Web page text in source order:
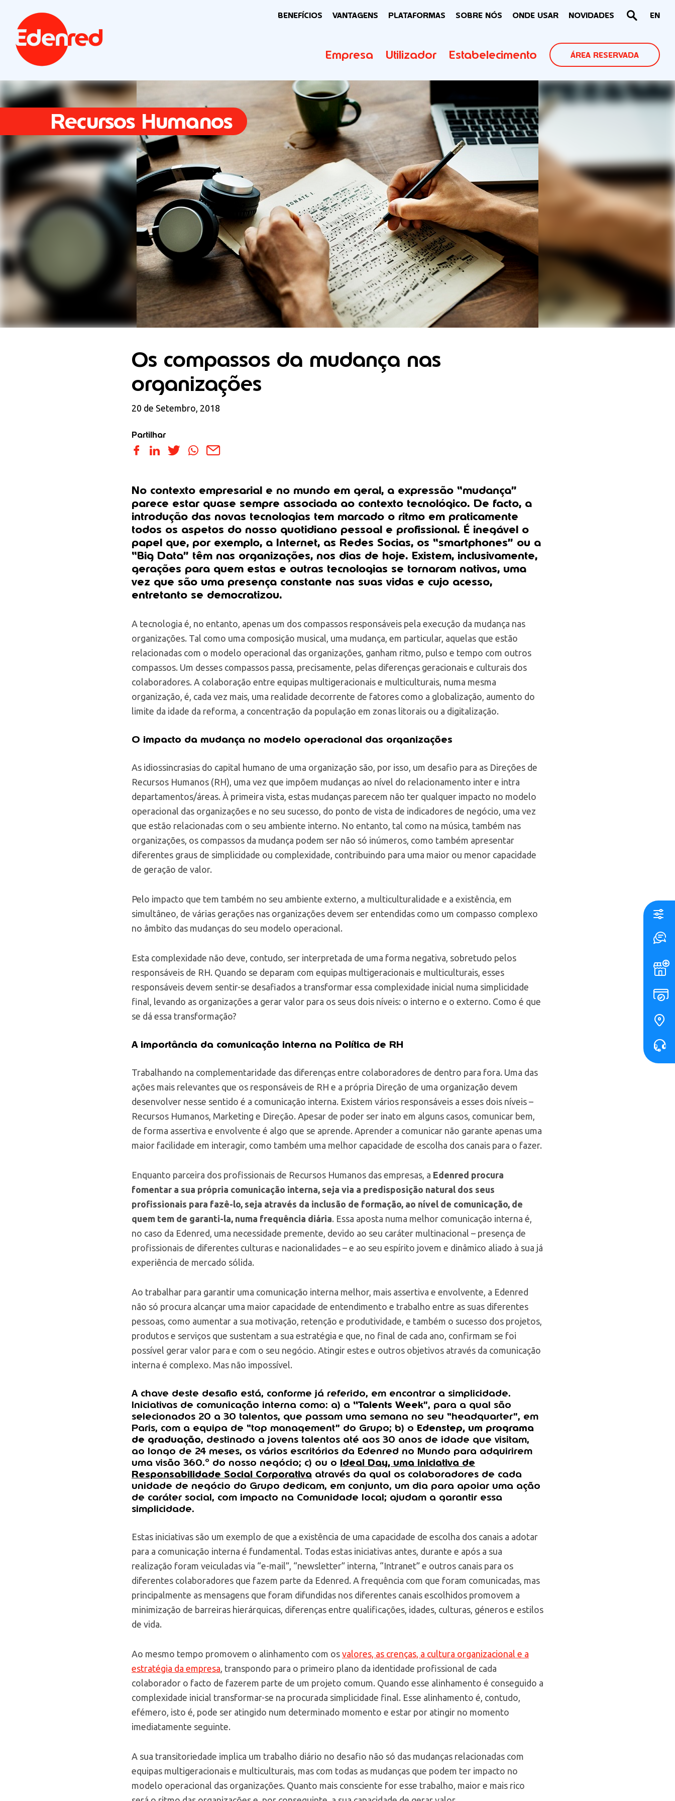
BENEFÍCIOS VANTAGENS PLATAFORMAS SOBRE NÓS ONDE USAR NOVIDADES EN
Empresa Utilizador Estabelecimento ÁREA RESERVADA
Recursos Humanos
Os compassos da mudança nas
organizações
20 de Setembro, 2018
Partilhar
No contexto empresarial e no mundo em geral, a expressão “mudança”
parece estar quase sempre associada ao contexto tecnológico. De facto, a
introdução das novas tecnologias tem marcado o ritmo em praticamente
todos os aspetos do nosso quotidiano pessoal e profissional. É inegável o
papel que, por exemplo, a Internet, as Redes Socias, os “smartphones” ou a
“Big Data” têm nas organizações, nos dias de hoje. Existem, inclusivamente,
gerações para quem estas e outras tecnologias se tornaram nativas, uma
vez que são uma presença constante nas suas vidas e cujo acesso,
entretanto se democratizou.
A tecnologia é, no entanto, apenas um dos compassos responsáveis pela execução da mudança nas
organizações. Tal como uma composição musical, uma mudança, em particular, aquelas que estão
relacionadas com o modelo operacional das organizações, ganham ritmo, pulso e tempo com outros
compassos. Um desses compassos passa, precisamente, pelas diferenças geracionais e culturais dos
colaboradores. A colaboração entre equipas multigeracionais e multiculturais, numa mesma
organização, é, cada vez mais, uma realidade decorrente de fatores como a globalização, aumento do
limite da idade da reforma, a concentração da população em zonas litorais ou a digitalização.
O impacto da mudança no modelo operacional das organizações
As idiossincrasias do capital humano de uma organização são, por isso, um desafio para as Direções de
Recursos Humanos (RH), uma vez que impõem mudanças ao nível do relacionamento inter e intra
departamentos/áreas. À primeira vista, estas mudanças parecem não ter qualquer impacto no modelo
operacional das organizações e no seu sucesso, do ponto de vista de indicadores de negócio, uma vez
que estão relacionadas com o seu ambiente interno. No entanto, tal como na música, também nas
organizações, os compassos da mudança podem ser não só inúmeros, como também apresentar
diferentes graus de simplicidade ou complexidade, contribuindo para uma maior ou menor capacidade
de geração de valor.
Pelo impacto que tem também no seu ambiente externo, a multiculturalidade e a existência, em
simultâneo, de várias gerações nas organizações devem ser entendidas como um compasso complexo
no âmbito das mudanças do seu modelo operacional.
Esta complexidade não deve, contudo, ser interpretada de uma forma negativa, sobretudo pelos
responsáveis de RH. Quando se deparam com equipas multigeracionais e multiculturais, esses
responsáveis devem sentir-se desafiados a transformar essa complexidade inicial numa simplicidade
final, levando as organizações a gerar valor para os seus dois níveis: o interno e o externo. Como é que
se dá essa transformação?
A importância da comunicação interna na Política de RH
Trabalhando na complementaridade das diferenças entre colaboradores de dentro para fora. Uma das
ações mais relevantes que os responsáveis de RH e a própria Direção de uma organização devem
desenvolver nesse sentido é a comunicação interna. Existem vários responsáveis a esses dois níveis –
Recursos Humanos, Marketing e Direção. Apesar de poder ser inato em alguns casos, comunicar bem,
de forma assertiva e envolvente é algo que se aprende. Aprender a comunicar não garante apenas uma
maior facilidade em interagir, como também uma melhor capacidade de escolha dos canais para o fazer.
Enquanto parceira dos profissionais de Recursos Humanos das empresas, a Edenred procura
fomentar a sua própria comunicação interna, seja via a predisposição natural dos seus
profissionais para fazê-lo, seja através da inclusão de formação, ao nível de comunicação, de
quem tem de garanti-la, numa frequência diária. Essa aposta numa melhor comunicação interna é,
no caso da Edenred, uma necessidade premente, devido ao seu caráter multinacional – presença de
profissionais de diferentes culturas e nacionalidades – e ao seu espírito jovem e dinâmico aliado à sua já
experiência de mercado sólida.
Ao trabalhar para garantir uma comunicação interna melhor, mais assertiva e envolvente, a Edenred
não só procura alcançar uma maior capacidade de entendimento e trabalho entre as suas diferentes
pessoas, como aumentar a sua motivação, retenção e produtividade, e também o sucesso dos projetos,
produtos e serviços que sustentam a sua estratégia e que, no final de cada ano, confirmam se foi
possível gerar valor para e com o seu negócio. Atingir estes e outros objetivos através da comunicação
interna é complexo. Mas não impossível.
A chave deste desafio está, conforme já referido, em encontrar a simplicidade.
Iniciativas de comunicação interna como: a) a “Talents Week”, para a qual são
selecionados 20 a 30 talentos, que passam uma semana no seu “headquarter”, em
Paris, com a equipa de “top management” do Grupo; b) o Edenstep, um programa
de graduação, destinado a jovens talentos até aos 30 anos de idade que visitam,
ao longo de 24 meses, os vários escritórios da Edenred no Mundo para adquirirem
uma visão 360.º do nosso negócio; c) ou o Ideal Day, uma iniciativa de
Responsabilidade Social Corporativa através da qual os colaboradores de cada
unidade de negócio do Grupo dedicam, em conjunto, um dia para apoiar uma ação
de caráter social, com impacto na Comunidade local; ajudam a garantir essa
simplicidade.
Estas iniciativas são um exemplo de que a existência de uma capacidade de escolha dos canais a adotar
para a comunicação interna é fundamental. Todas estas iniciativas antes, durante e após a sua
realização foram veiculadas via “e-mail”, “newsletter” interna, “Intranet” e outros canais para os
diferentes colaboradores que fazem parte da Edenred. A frequência com que foram comunicadas, mas
principalmente as mensagens que foram difundidas nos diferentes canais escolhidos promovem a
minimização de barreiras hierárquicas, diferenças entre qualificações, idades, culturas, géneros e estilos
de vida.
Ao mesmo tempo promovem o alinhamento com os valores, as crenças, a cultura organizacional e a
estratégia da empresa , transpondo para o primeiro plano da identidade profissional de cada
colaborador o facto de fazerem parte de um projeto comum. Quando esse alinhamento é conseguido a
complexidade inicial transformar-se na procurada simplicidade final. Esse alinhamento é, contudo,
efémero, isto é, pode ser atingido num determinado momento e estar por atingir no momento
imediatamente seguinte.
A sua transitoriedade implica um trabalho diário no desafio não só das mudanças relacionadas com
equipas multigeracionais e multiculturais, mas com todas as mudanças que podem ter impacto no
modelo operacional das organizações. Quanto mais consciente for esse trabalho, maior e mais rico